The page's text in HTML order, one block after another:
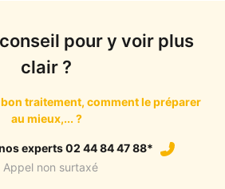
pour y voir plus
clair ?
traitement, comment le préparer
au mieux,... ?
experts 02 44 84 47 88*
Appel non surtaxé